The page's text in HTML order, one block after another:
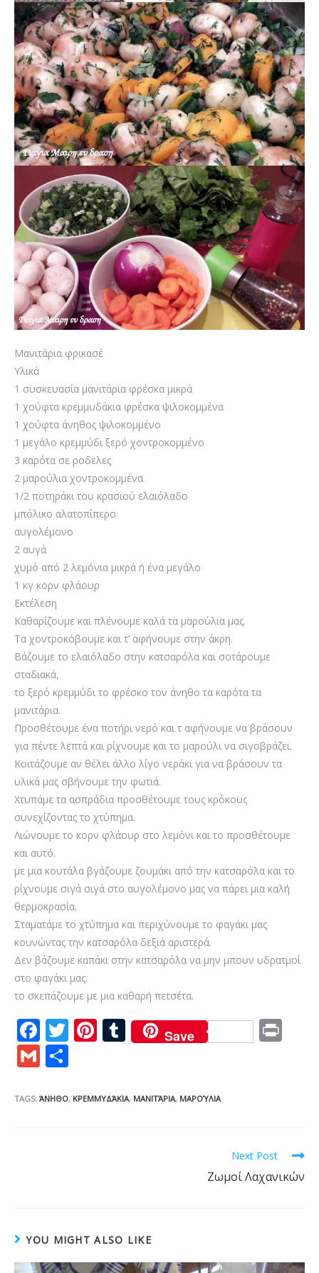
Μανιτάρια φρικασέ
Υλικά
1 συσκευασία μανιτάρια φρέσκα μικρά
1 χούφτα κρεμμυδάκια φρέσκα ψιλοκομμένα
1 χούφτα άνηθος ψιλοκομμένο
1 μεγάλο κρεμμύδι ξερό χοντροκομμένο
3 καρότα σε ροδελες
2 μαρούλια χοντροκομμένα
1/2 ποτηράκι του κρασιού ελαιόλαδο
μπόλικο αλατοπίπερο
αυγολέμονο
2 αυγά
χυμό από 2 λεμόνια μικρά ή ένα μεγάλο
1 κγ κορν φλάουρ
Εκτέλεση
Καθαρίζουμε και πλένουμε καλά τα μαρούλια μας.
Τα χοντροκόβουμε και τ’ αφήνουμε στην άκρη.
Βάζουμε το ελαιόλαδο στην κατσαρόλα και σοτάρουμε
σταδιακά,
το ξερό κρεμμύδι το φρέσκο τον άνηθο τα καρότα τα
μανιτάρια.
Προσθέτουμε ένα ποτήρι νερό και τ αφήνουμε να βράσουν
για πέντε λεπτά και ρίχνουμε και το μαρούλι να σιγοβράζει.
Κοιτάζουμε αν θέλει άλλο λίγο νεράκι για να βράσουν τα
υλικά μας σβήνουμε την φωτιά.
Χτυπάμε τα ασπράδια προσθέτουμε τους κρόκους
συνεχίζοντας το χτύπημα.
Λιώνουμε το κορν φλάουρ στο λεμόνι και το προσθέτουμε
και αυτό.
με μια κουτάλα βγάζουμε ζουμάκι από την κατσαρόλα και το
ρίχνουμε σιγά σιγά στο αυγολέμονο μας να πάρει μια καλή
θερμοκρασία.
Σταματάμε το χτύπημα και περιχύνουμε το φαγάκι μας
κουνώντας την κατσαρόλα δεξιά αριστερά.
Δεν βάζουμε καπάκι στην κατσαρόλα να μην μπουν υδρατμοί
στο φαγάκι μας.
το σκεπάζουμε με μια καθαρή πετσέτα.
F
ac
e
b
T
er
Pi
e
T
u
bl
Save
G
ai ar
TAGS: ΆΝΗΘΟ, ΚΡΕΜΜΥΔΆΚΙΑ, ΜΑΝΙΤΆΡΙΑ, ΜΑΡΟΎΛΙΑ
Next Post
Ζωμοί Λαχανικών
YOU MIGHT ALSO LIKE